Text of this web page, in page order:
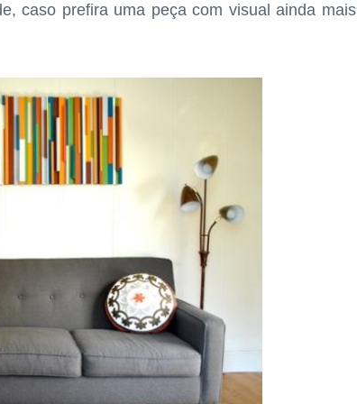
caso prefira uma peça com visual ainda mais